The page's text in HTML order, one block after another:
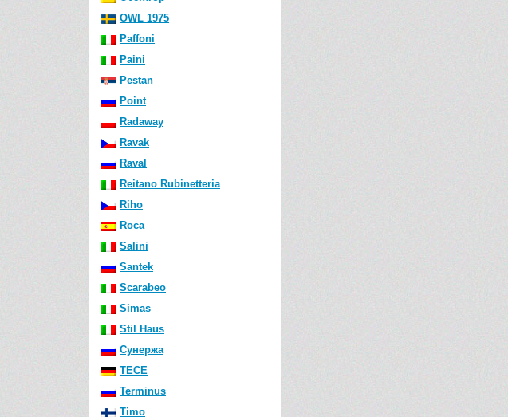
OWL 1975
Paffoni
Paini
Pestan
Point
Radaway
Ravak
Raval
Reitano Rubinetteria
Riho
Roca
Salini
Santek
Scarabeo
Simas
Stil Haus
Сунержа
TECE
Terminus
Timo